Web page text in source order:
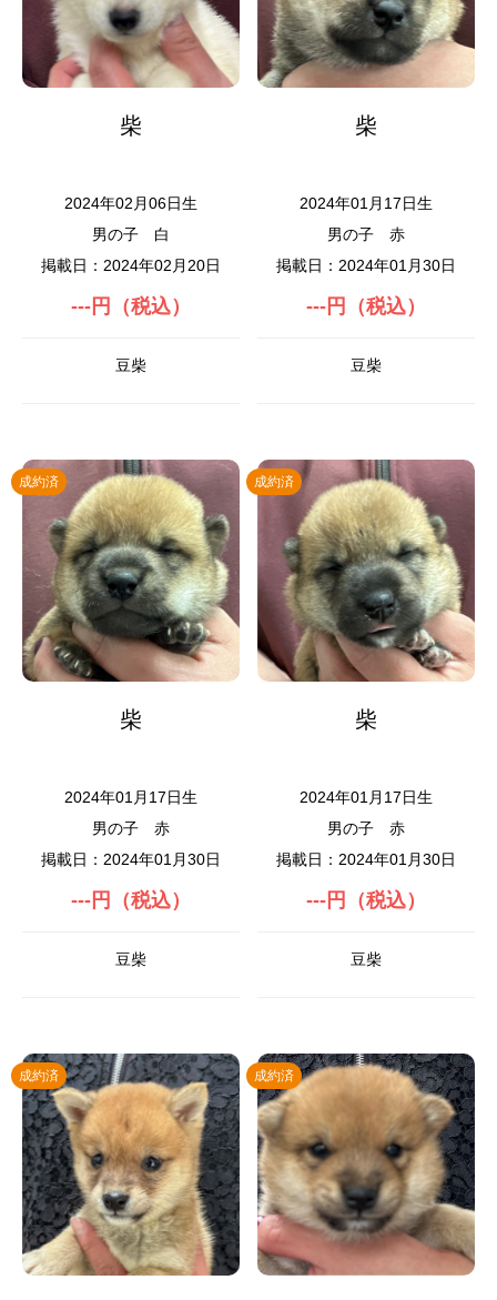
柴
2024年02月06日生
男の子
白
掲載日：2024年02月20日
---円（税込）
豆柴
柴
2024年01月17日生
男の子
赤
掲載日：2024年01月30日
---円（税込）
豆柴
成約済
柴
2024年01月17日生
男の子
赤
掲載日：2024年01月30日
---円（税込）
豆柴
成約済
柴
2024年01月17日生
男の子
赤
掲載日：2024年01月30日
---円（税込）
豆柴
成約済 成約済